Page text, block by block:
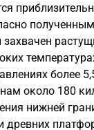
захвачен
более
около 180
нижней
древних